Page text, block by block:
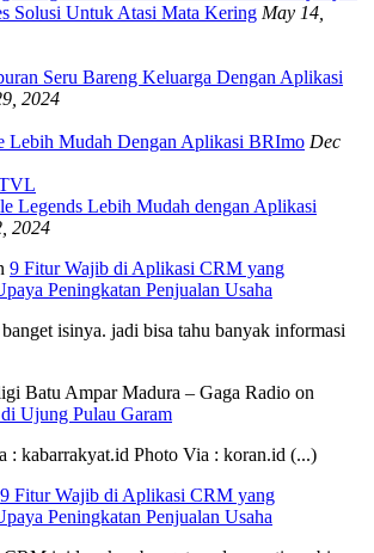
Solusi Untuk Atasi Mata Kering May 14,
Seru Bareng Keluarga Dengan Aplikasi
2024
Lebih Mudah Dengan Aplikasi BRImo Dec
Legends Lebih Mudah dengan Aplikasi
2024
9 Fitur Wajib di Aplikasi CRM yang
Peningkatan Penjualan Usaha
isinya. jadi bisa tahu banyak informasi
Batu Ampar Madura – Gaga Radio on
Ujung Pulau Garam
kabarrakyat.id Photo Via : koran.id (...)
9 Fitur Wajib di Aplikasi CRM yang
Peningkatan Penjualan Usaha